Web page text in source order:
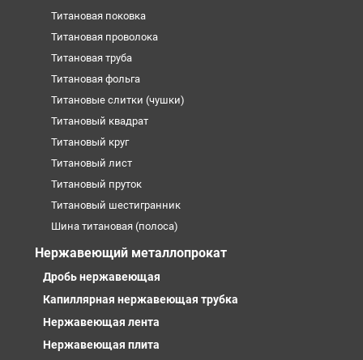
Титановая поковка
Титановая проволока
Титановая труба
Титановая фольга
Титановые слитки (чушки)
Титановый квадрат
Титановый круг
Титановый лист
Титановый пруток
Титановый шестигранник
Шина титановая (полоса)
Нержавеющий металлопрокат
Дробь нержавеющая
Капиллярная нержавеющая трубка
Нержавеющая лента
Нержавеющая плита